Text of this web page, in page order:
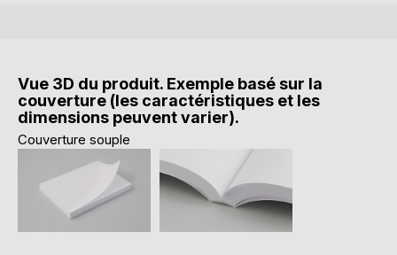
Vue 3D du produit. Exemple basé sur la
couverture (les caractéristiques et les
dimensions peuvent varier).
Couverture souple